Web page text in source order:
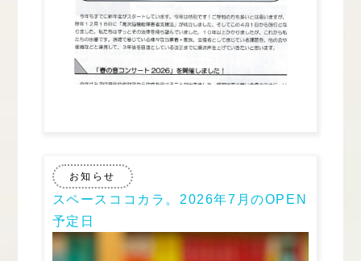
お知らせ
スペースココカラ。2026年7月のOPEN
予定日